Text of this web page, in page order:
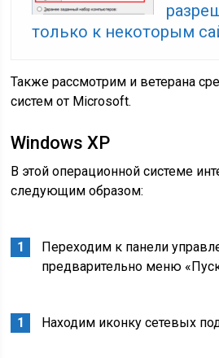
только к некоторым
Также рассмотрим и ветерана
систем от Microsoft.
Windows XP
В этой операционной системе
следующим образом:
Переходим к панели
предварительно меню
Находим иконку сетевых